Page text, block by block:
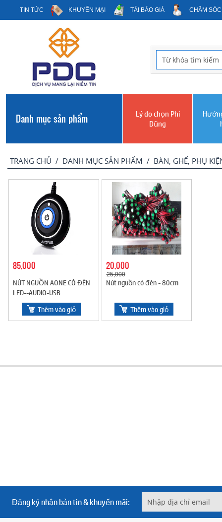
TIN TỨC KHUYẾN MẠI TẢI BÁO GIÁ CHĂM
Danh mục sản phẩm
Lý do chọn Phi
Dũng
TRANG CHỦ / DANH MỤC SẢN PHẨM / BÀN, GHẾ, PHỤ
85,000
NÚT NGUỒN AONE CÓ ĐÈN
LED--AUDIO-USB
Thêm vào giỏ
20,000
25,000
Nút nguồn có đèn - 80cm
Thêm vào giỏ
Đăng ký nhận bản tin & khuyến mãi: